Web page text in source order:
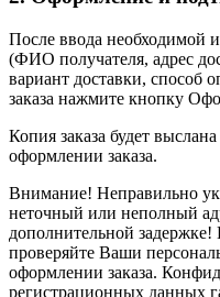
После ввода необходимой
(ФИО получателя, адрес
вариант доставки, способ
заказа нажмите кнопку
Копия заказа будет
оформлении заказа.
Внимание! Неправильно
неточный или неполный
дополнительной
проверяйте Ваши
оформлении заказа.
регистрационных данных